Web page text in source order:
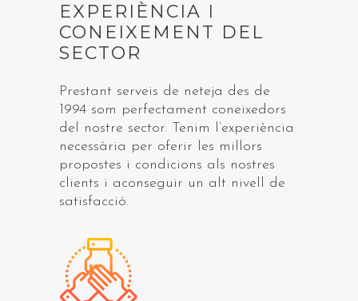
EXPERIÈNCIA I
CONEIXEMENT DEL
SECTOR
Prestant serveis de neteja des de
1994 som perfectament coneixedors
del nostre sector. Tenim l’experiència
necessària per oferir les millors
propostes i condicions als nostres
clients i aconseguir un alt nivell de
satisfacció.